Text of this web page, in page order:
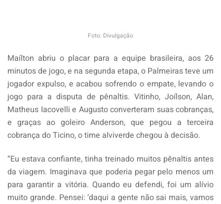
Foto: Divulgação
Maílton abriu o placar para a equipe brasileira, aos 26
minutos de jogo, e na segunda etapa, o Palmeiras teve um
jogador expulso, e acabou sofrendo o empate, levando o
jogo para a disputa de pênaltis. Vitinho, Joílson, Alan,
Matheus Iacovelli e Augusto converteram suas cobranças,
e graças ao goleiro Anderson, que pegou a terceira
cobrança do Ticino, o time alviverde chegou à decisão.
“Eu estava confiante, tinha treinado muitos pênaltis antes
da viagem. Imaginava que poderia pegar pelo menos um
para garantir a vitória. Quando eu defendi, foi um alívio
muito grande. Pensei: ‘daqui a gente não sai mais, vamos